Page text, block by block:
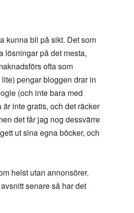
kunna bli på sikt. Det som
lösningar på det mesta,
ofta som
pengar bloggen drar in
(och inte bara med
inte gratis, och det räcker
det får jag nog dessvärre
ut sina egna böcker, och
helst utan annonsörer.
senare så har det